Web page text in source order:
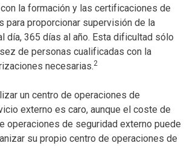
la formación y las certificaciones de
para proporcionar supervisión de la
día, 365 días al año. Esta dificultad sólo
de personas cualificadas con la
necesarias.2
un centro de operaciones de
externo es caro, aunque el coste de
operaciones de seguridad externo puede
su propio centro de operaciones de